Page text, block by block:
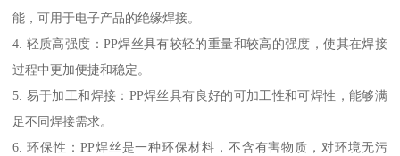
能，可用于电子产品的绝缘焊接。
4. 轻质高强度：PP焊丝具有较轻的重量和较高的强度，使其在焊接
过程中更加便捷和稳定。
5. 易于加工和焊接：PP焊丝具有良好的可加工性和可焊性，能够满
足不同焊接需求。
6. 环保性：PP焊丝是一种环保材料，不含有害物质，对环境无污